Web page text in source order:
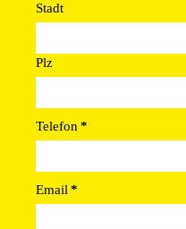
Stadt
Plz
Telefon *
Email *